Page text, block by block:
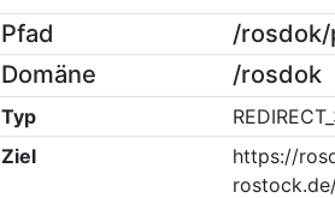
Pfad
/rosdok/
Domäne
/rosdok
Typ
Ziel
https://